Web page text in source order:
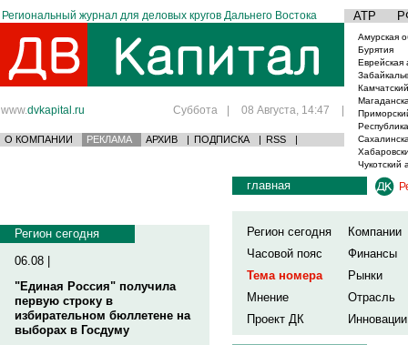
Региональный журнал для деловых кругов Дальнего Востока АТР
www.dvkapital.ru Суббота | 08 Августа, 14:47 |
О КОМПАНИИ РЕКЛАМА АРХИВ | ПОДПИСКА | RSS |
Амурская
Бурятия
Еврейская
Чукотский
Регион сегодня
06.08 |
"Единая Россия" получила
первую строку в
избирательном бюллетене на
выборах в Госдуму
главная
Регион сегодня
Компании
Часовой пояс
Финансы
Тема номера
Рынки
Мнение
Отрасль
Проект ДК
Инновации